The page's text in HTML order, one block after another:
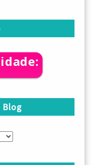
Blog